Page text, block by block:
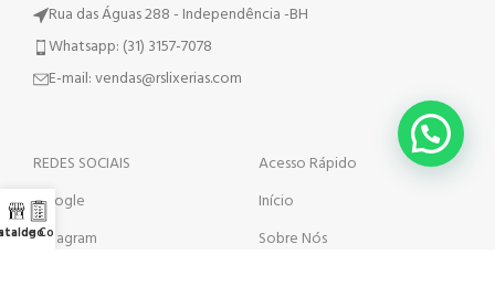
Rua das Águas 288 - Independência -BH
Whatsapp: (31) 3157-7078
E-mail: vendas@rslixerias.com
REDES SOCIAIS
Google
Instagram
Acesso Rápido
Início
Sobre Nós
de Cotação